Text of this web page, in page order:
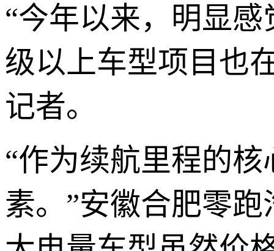
“今年以来，明显
级以上车型项目也
记者。
“作为续航里程的
素。”安徽合肥零